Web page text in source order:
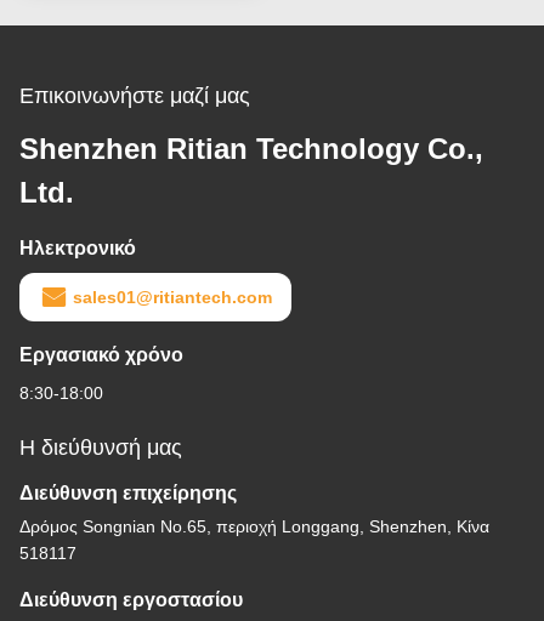
Επικοινωνήστε μαζί μας
Shenzhen Ritian Technology Co.,
Ltd.
Ηλεκτρονικό
sales01@ritiantech.com
Εργασιακό χρόνο
8:30-18:00
Η διεύθυνσή μας
Διεύθυνση επιχείρησης
Δρόμος Songnian No.65, περιοχή Longgang, Shenzhen, Κίνα
518117
Διεύθυνση εργοστασίου